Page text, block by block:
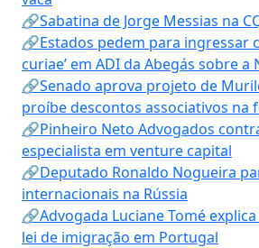
🔗Sabatina de Jorge Messias na
🔗Estados pedem para ingressar
curiae’ em ADI da Abegás sobre a
🔗Senado aprova projeto de
proíbe descontos associativos na
🔗Pinheiro Neto Advogados
especialista em venture capital
🔗Deputado Ronaldo Nogueira
internacionais na Rússia
🔗Advogada Luciane Tomé
lei de imigração em Portugal